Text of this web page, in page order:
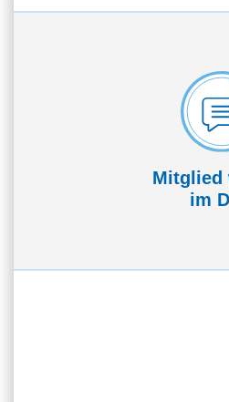
Mitglied
im